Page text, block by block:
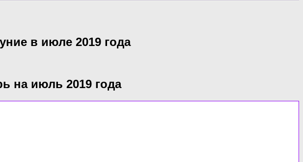
в июле 2019 года
на июль 2019 года